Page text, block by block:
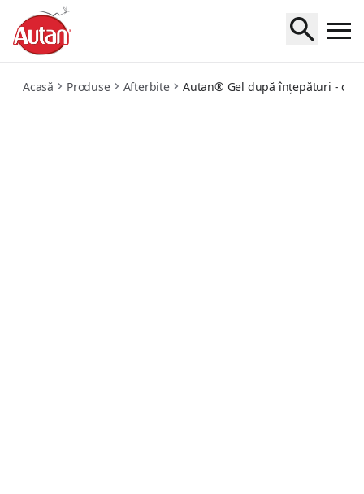
gel-naturale
Acasă Produse Afterbite Autan® Gel după înțepături - cu